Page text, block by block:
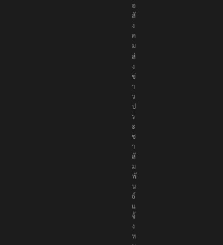
พื่
อ
สั
ง
ค
ม
ส่
ง
ข่
า
ว
ป
ร
ะ
ช
า
สั
ม
พั
น
ธ์
แ
จ้
ง